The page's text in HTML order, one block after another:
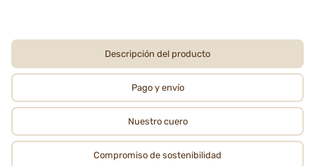
Descripción del producto
Pago y envío
Nuestro cuero
Compromiso de sostenibilidad